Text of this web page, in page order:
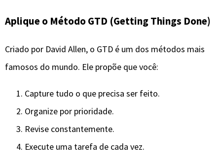
Aplique o Método GTD (Getting Things Done)
Criado por David Allen, o GTD é um dos métodos mais
famosos do mundo. Ele propõe que você:
Capture tudo o que precisa ser feito.
Organize por prioridade.
Revise constantemente.
Execute uma tarefa de cada vez.